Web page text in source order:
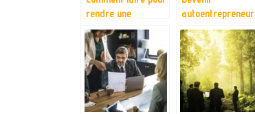
rendre une
entreprise
florissante?
autoentrepreneur
en vente de
gateaux : par ou
commencer ?